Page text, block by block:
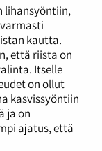
lihansyöntiin,
kautta.
että riista on
Itselle
on ollut
kasvissyöntiin
ja on
ajatus, että